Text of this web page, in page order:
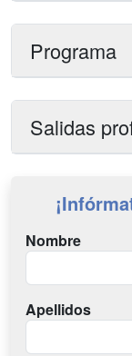
Programa
Salidas
Nombre
Apellidos